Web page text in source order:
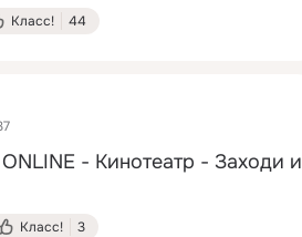
Класс! 44
- Кинотеатр - Заходи и
Класс! 3